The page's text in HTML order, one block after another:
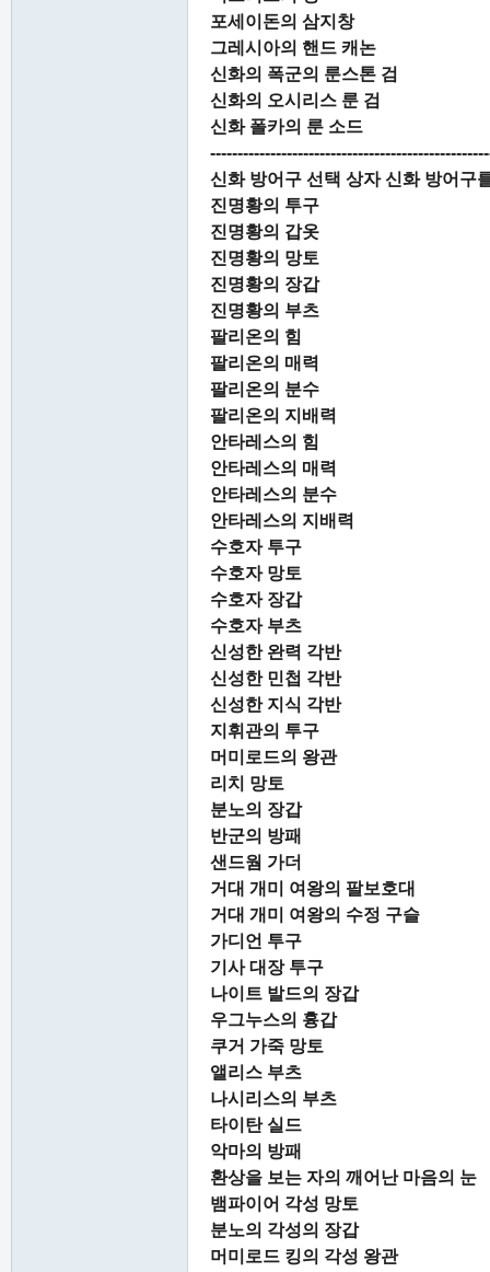
포세이돈의 삼지창
그레시아의 핸드 캐논
신화의 폭군의 룬스톤 검
신화의 오시리스 룬 검
신화 폴카의 룬 소드
신화 방어구 선택 상자 신화 방어구
진명황의 투구
진명황의 갑옷
진명황의 망토
진명황의 장갑
진명황의 부츠
팔리온의 힘
팔리온의 매력
팔리온의 분수
팔리온의 지배력
안타레스의 힘
안타레스의 매력
안타레스의 분수
안타레스의 지배력
수호자 투구
수호자 망토
수호자 장갑
수호자 부츠
신성한 완력 각반
신성한 민첩 각반
신성한 지식 각반
지휘관의 투구
머미로드의 왕관
리치 망토
분노의 장갑
반군의 방패
샌드웜 가더
거대 개미 여왕의 팔보호대
거대 개미 여왕의 수정 구슬
가디언 투구
기사 대장 투구
나이트 발드의 장갑
우그누스의 흉갑
쿠거 가죽 망토
앨리스 부츠
나시리스의 부츠
타이탄 실드
악마의 방패
환상을 보는 자의 깨어난 마음의 눈
뱀파이어 각성 망토
분노의 각성의 장갑
머미로드 킹의 각성 왕관